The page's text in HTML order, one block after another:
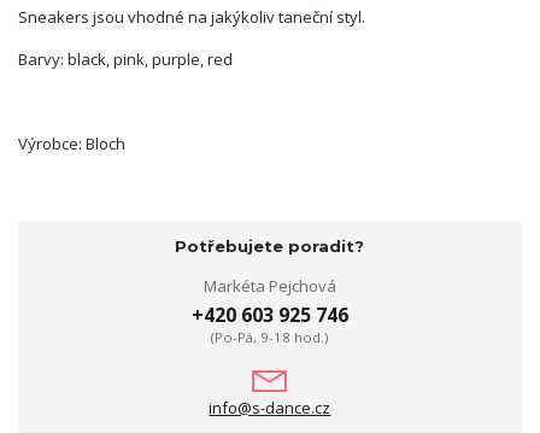
Sneakers jsou vhodné na jakýkoliv taneční styl.
Barvy: black, pink, purple, red
Výrobce: Bloch
Potřebujete poradit?
Markéta Pejchová
+420 603 925 746
(Po-Pá, 9-18 hod.)
info@s-dance.cz